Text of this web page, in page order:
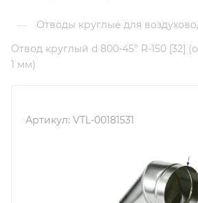
— Отводы круглые для
Отвод круглый d 800-45° R-150 [32]
1 мм)
Артикул: VTL-00181531